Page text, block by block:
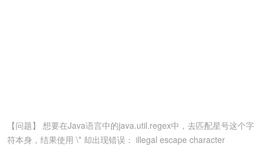
【问题】 想要在Java语言中的java.util.regex中，去匹配星号这个字
符本身，结果使用 \* 却出现错误： illegal escape character